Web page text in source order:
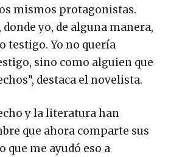
mismos protagonistas.
yo, de alguna manera,
testigo. Yo no quería
sino como alguien que
destaca el novelista.
y la literatura han
que ahora comparte sus
que me ayudó eso a